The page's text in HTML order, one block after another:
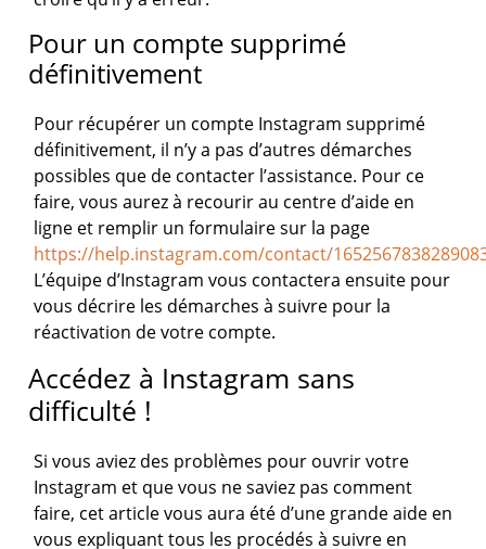
Pour un compte supprimé
définitivement
Pour récupérer un compte Instagram supprimé
définitivement, il n’y a pas d’autres démarches
possibles que de contacter l’assistance. Pour ce
faire, vous aurez à recourir au centre d’aide en
ligne et remplir un formulaire sur la page
https://help.instagram.com/contact/
L’équipe d’Instagram vous contactera ensuite pour
vous décrire les démarches à suivre pour la
réactivation de votre compte.
Accédez à Instagram sans
difficulté !
Si vous aviez des problèmes pour ouvrir votre
Instagram et que vous ne saviez pas comment
faire, cet article vous aura été d’une grande aide en
vous expliquant tous les procédés à suivre en